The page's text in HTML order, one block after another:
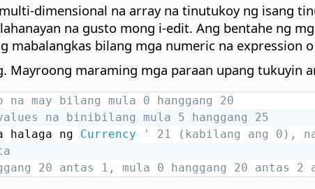
dimensional na array na tinutukoy ng isang
na gusto mong i-edit. Ang bentahe ng
mabalangkas bilang mga numeric na expression
Mayroong maraming mga paraan upang tukuyin
na may bilang mula 0 hanggang 20
na binibilang mula 5 hanggang 25
halaga ng Currency
' 21 (kabilang ang 0), na
20 antas 1, mula 0 hanggang 20 antas 2